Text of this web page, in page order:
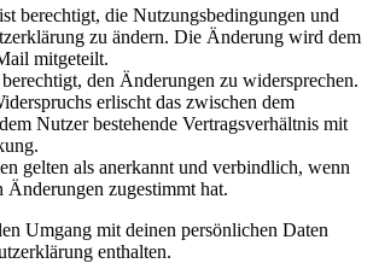
berechtigt, die Nutzungsbedingungen und
zu ändern. Die Änderung wird dem
mitgeteilt.
den Änderungen zu widersprechen.
erlischt das zwischen dem
Nutzer bestehende Vertragsverhältnis mit
gelten als anerkannt und verbindlich, wenn
Änderungen zugestimmt hat.
Umgang mit deinen persönlichen Daten
enthalten.